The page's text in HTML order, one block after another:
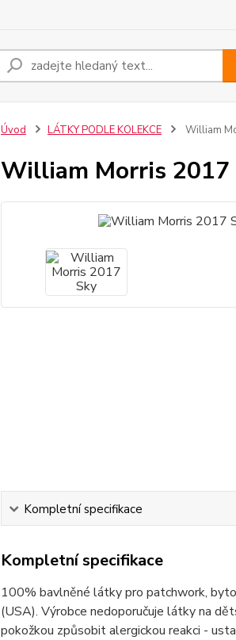
Úvod LÁTKY PODLE KOLEKCE William
William Morris 2017
Kompletní specifikace
Kompletní specifikace
100% bavlněné látky pro patchwork,
(USA). Výrobce nedoporučuje látky na
pokožkou způsobit alergickou reakci -